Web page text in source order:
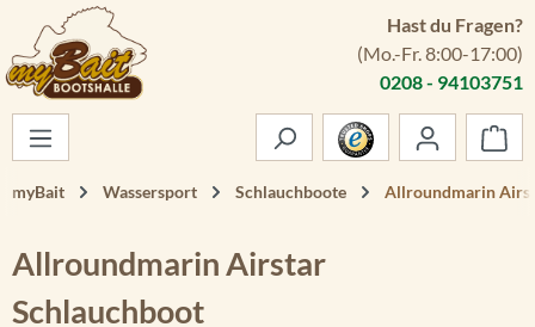
Zum Hauptinhalt springen
Hast du Fragen?
(Mo.-Fr. 8:00-17:00)
0208 - 94103751
myBait Wassersport Schlauchboote Allroundmarin
Allroundmarin Airstar
Schlauchboot